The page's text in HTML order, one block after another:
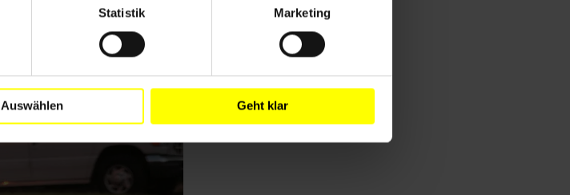
Statistik Marketing
Auswählen Geht klar